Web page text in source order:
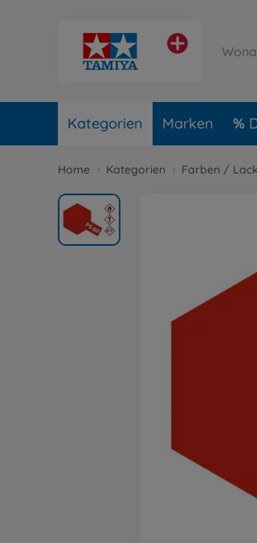
Kategorien Marken
Home Kategorien Farben /